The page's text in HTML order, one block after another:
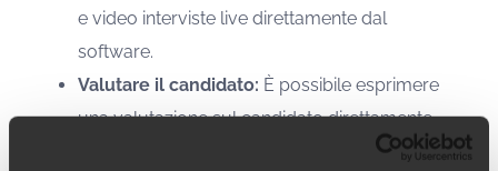
e video interviste live direttamente dal
software.
Valutare il candidato: È possibile esprimere
una valutazione sul candidato direttamente
all’interno della sua scheda. Il sistema mette a